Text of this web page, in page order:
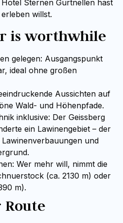
Sternen Gurtnellen hast
willst.
is worthwhile
gelegen: Ausgangspunkt
ideal ohne großen
Aussichten auf
Wald- und Höhenpfade.
inklusive: Der Geissberg
ein Lawinengebiet – der
und
Wer mehr will, nimmt die
(ca. 2130 m) oder
m).
Route